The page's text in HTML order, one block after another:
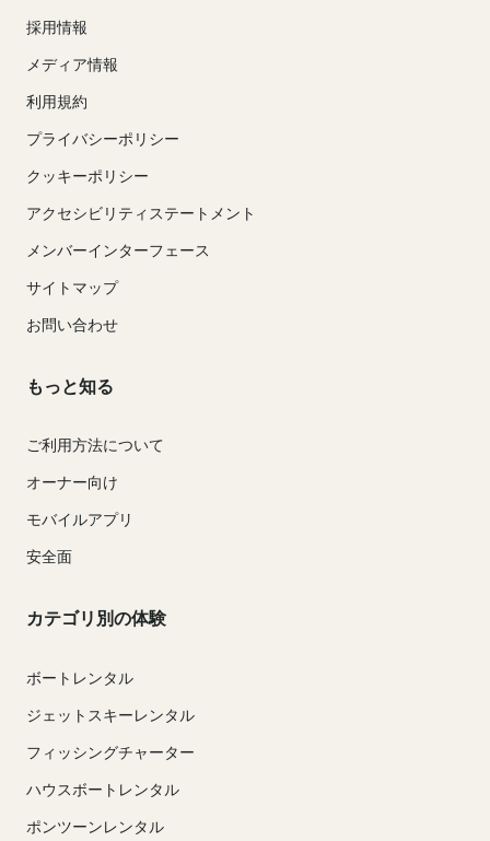
採用情報
メディア情報
利用規約
プライバシーポリシー
クッキーポリシー
アクセシビリティステートメント
メンバーインターフェース
サイトマップ
お問い合わせ
もっと知る
ご利用方法について
オーナー向け
モバイルアプリ
安全面
カテゴリ別の体験
ボートレンタル
ジェットスキーレンタル
フィッシングチャーター
ハウスボートレンタル
ポンツーンレンタル